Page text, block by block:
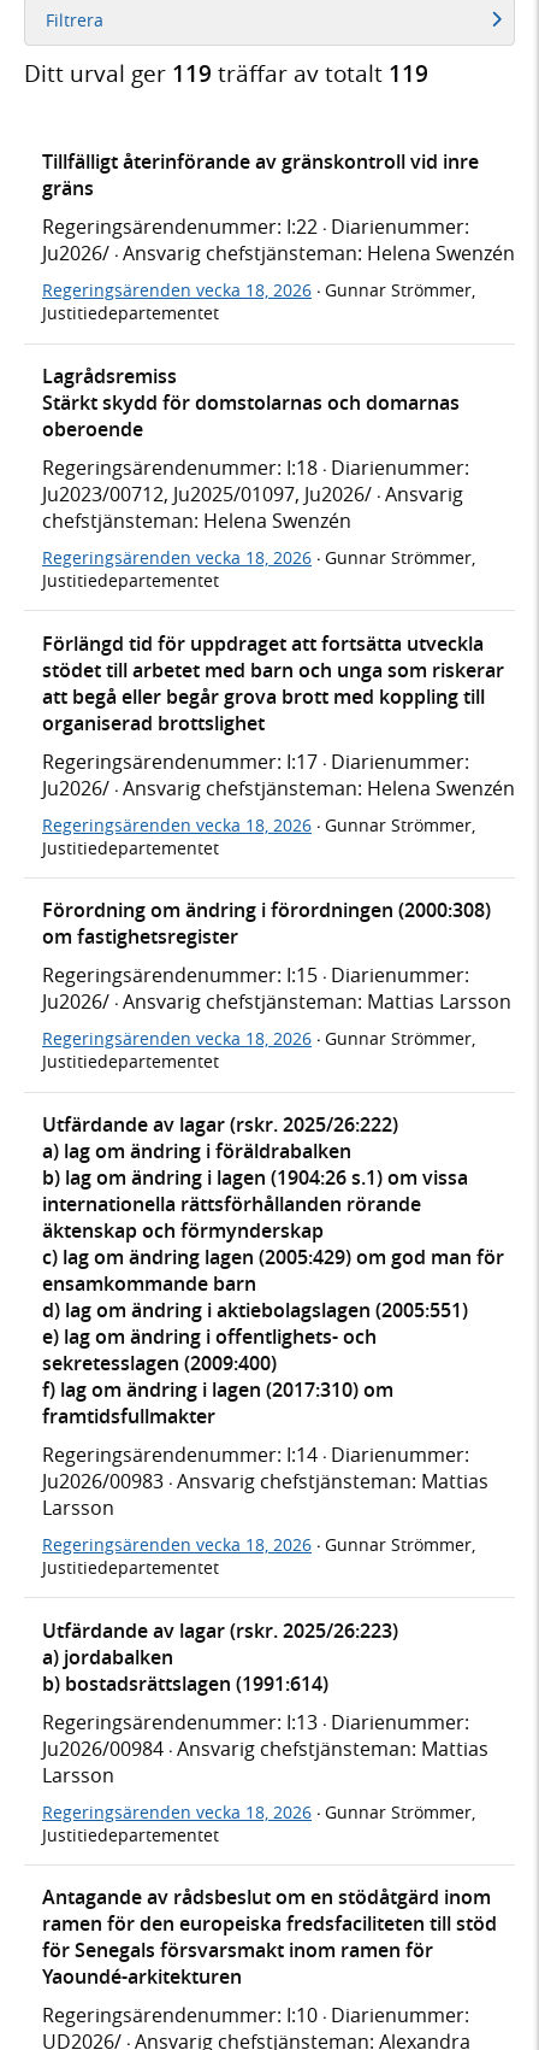
Filtrera
Ditt urval ger 119 träffar av totalt 119
Tillfälligt återinförande av gränskontroll vid inre
gräns
Regeringsärendenummer: I:22 · Diarienummer:
Ju2026/ · Ansvarig chefstjänsteman: Helena Swenzén
Regeringsärenden vecka 18, 2026 · Gunnar Strömmer,
Justitiedepartementet
Lagrådsremiss
Stärkt skydd för domstolarnas och domarnas
oberoende
Regeringsärendenummer: I:18 · Diarienummer:
Ju2023/00712, Ju2025/01097, Ju2026/ · Ansvarig
chefstjänsteman: Helena Swenzén
Regeringsärenden vecka 18, 2026 · Gunnar Strömmer,
Justitiedepartementet
Förlängd tid för uppdraget att fortsätta utveckla
stödet till arbetet med barn och unga som riskerar
att begå eller begår grova brott med koppling till
organiserad brottslighet
Regeringsärendenummer: I:17 · Diarienummer:
Ju2026/ · Ansvarig chefstjänsteman: Helena Swenzén
Regeringsärenden vecka 18, 2026 · Gunnar Strömmer,
Justitiedepartementet
Förordning om ändring i förordningen (2000:308)
om fastighetsregister
Regeringsärendenummer: I:15 · Diarienummer:
Ju2026/ · Ansvarig chefstjänsteman: Mattias Larsson
Regeringsärenden vecka 18, 2026 · Gunnar Strömmer,
Justitiedepartementet
Utfärdande av lagar (rskr. 2025/26:222)
a) lag om ändring i föräldrabalken
b) lag om ändring i lagen (1904:26 s.1) om vissa
internationella rättsförhållanden rörande
äktenskap och förmynderskap
c) lag om ändring lagen (2005:429) om god man för
ensamkommande barn
d) lag om ändring i aktiebolagslagen (2005:551)
e) lag om ändring i offentlighets- och
sekretesslagen (2009:400)
f) lag om ändring i lagen (2017:310) om
framtidsfullmakter
Regeringsärendenummer: I:14 · Diarienummer:
Ju2026/00983 · Ansvarig chefstjänsteman: Mattias
Larsson
Regeringsärenden vecka 18, 2026 · Gunnar Strömmer,
Justitiedepartementet
Utfärdande av lagar (rskr. 2025/26:223)
a) jordabalken
b) bostadsrättslagen (1991:614)
Regeringsärendenummer: I:13 · Diarienummer:
Ju2026/00984 · Ansvarig chefstjänsteman: Mattias
Larsson
Regeringsärenden vecka 18, 2026 · Gunnar Strömmer,
Justitiedepartementet
Antagande av rådsbeslut om en stödåtgärd inom
ramen för den europeiska fredsfaciliteten till stöd
för Senegals försvarsmakt inom ramen för
Yaoundé-arkitekturen
Regeringsärendenummer: I:10 · Diarienummer:
UD2026/ · Ansvarig chefstjänsteman: Alexandra